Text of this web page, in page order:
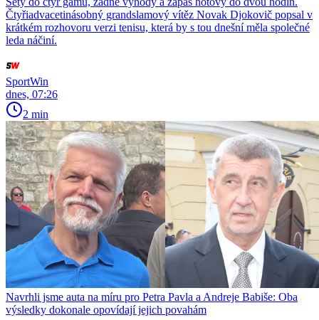
Čtyřiadvacetinásobný grandslamový vítěz Novak Djokovič popsal v
krátkém rozhovoru verzi tenisu, která by s tou dnešní měla společné
leda náčiní.
SportWin
dnes, 07:26
2 min
Navrhli jsme auta na míru pro Petra Pavla a Andreje Babiše: Oba
výsledky dokonale opovídají jejich povahám